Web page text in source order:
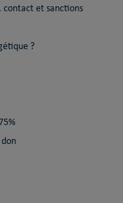
contact et sanctions
?